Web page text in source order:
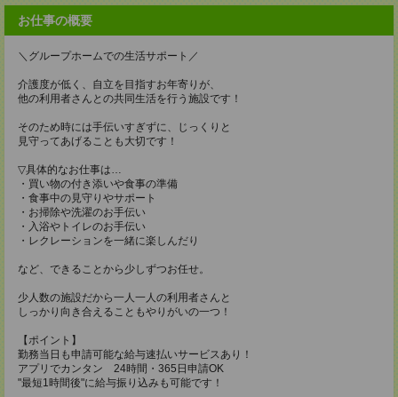
お仕事の概要
＼グループホームでの生活サポート／
介護度が低く、自立を目指すお年寄りが、
他の利用者さんとの共同生活を行う施設です！
そのため時には手伝いすぎずに、じっくりと
見守ってあげることも大切です！
▽具体的なお仕事は…
・買い物の付き添いや食事の準備
・食事中の見守りやサポート
・お掃除や洗濯のお手伝い
・入浴やトイレのお手伝い
・レクレーションを一緒に楽しんだり
など、できることから少しずつお任せ。
少人数の施設だから一人一人の利用者さんと
しっかり向き合えることもやりがいの一つ！
【ポイント】
勤務当日も申請可能な給与速払いサービスあり！
アプリでカンタン 24時間・365日申請OK
"最短1時間後"に給与振り込みも可能です！